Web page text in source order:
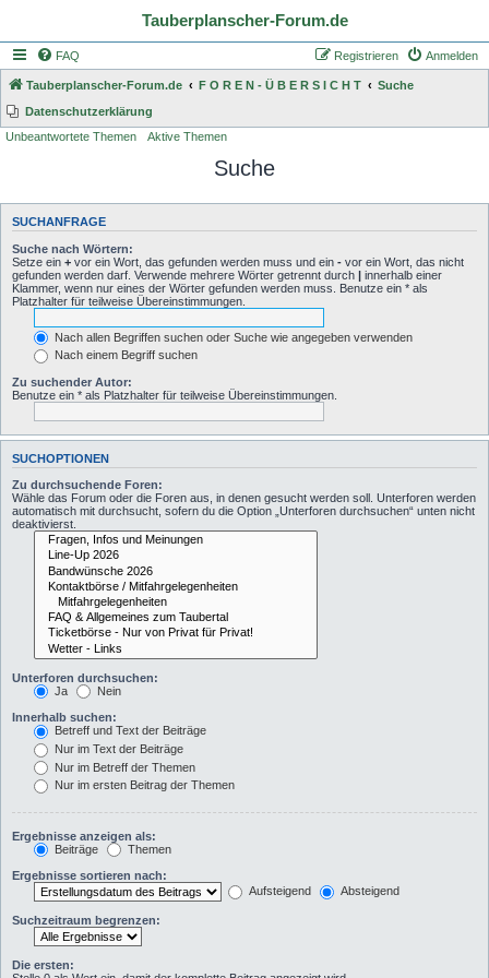
Tauberplanscher-Forum.de
FAQ Anmelden
Registrieren
Tauberplanscher-Forum.de F O R E N - Ü B E R S I C H T
Suche
Datenschutzerklärung
Unbeantwortete Themen
Aktive Themen
Suche
SUCHANFRAGE
Suche nach Wörtern:
Setze ein + vor ein Wort, das gefunden werden muss und ein - vor ein Wort, das nicht
gefunden werden darf. Verwende mehrere Wörter getrennt durch | innerhalb einer
Klammer, wenn nur eines der Wörter gefunden werden muss. Benutze ein * als
Platzhalter für teilweise Übereinstimmungen.
Nach allen Begriffen suchen oder Suche wie angegeben verwenden
Nach einem Begriff suchen
Zu suchender Autor:
Benutze ein * als Platzhalter für teilweise Übereinstimmungen.
SUCHOPTIONEN
Zu durchsuchende Foren:
Wähle das Forum oder die Foren aus, in denen gesucht werden soll. Unterforen werden
automatisch mit durchsucht, sofern du die Option „Unterforen durchsuchen“ unten nicht
deaktivierst.
Unterforen durchsuchen:
Ja
Nein
Innerhalb suchen:
Betreff und Text der Beiträge
Nur im Text der Beiträge
Nur im Betreff der Themen
Nur im ersten Beitrag der Themen
Ergebnisse anzeigen als:
Beiträge
Themen
Ergebnisse sortieren nach:
Aufsteigend
Absteigend
Suchzeitraum begrenzen:
Die ersten: